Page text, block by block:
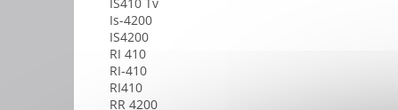
Is-4200
IS4200
RI 410
RI-410
RI410
RR 4200